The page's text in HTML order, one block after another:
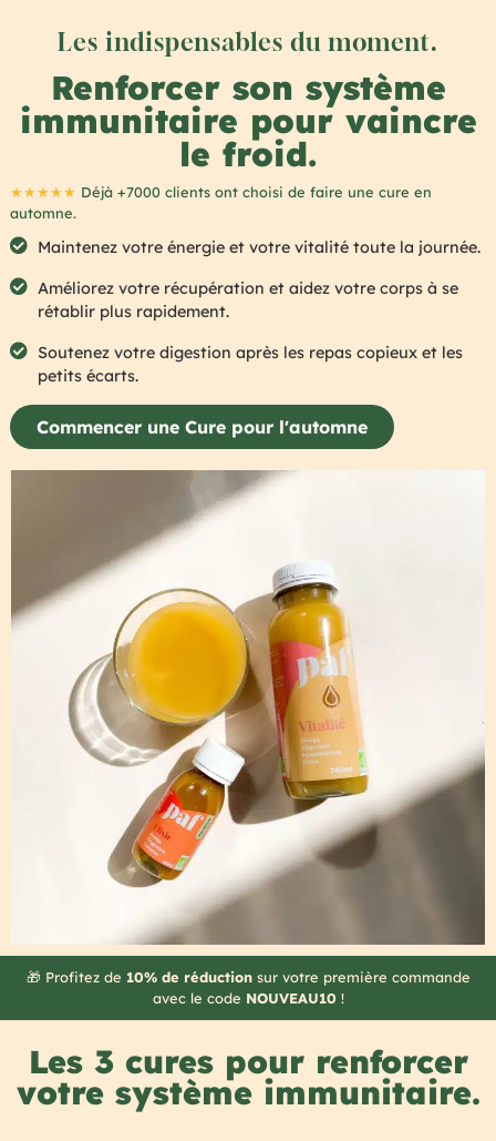
Les indispensables du moment.
Renforcer son système
immunitaire pour vaincre
le froid.
★★★★★ Déjà +7000 clients ont choisi de faire une cure en
automne.
Maintenez votre énergie et votre vitalité toute la journée.
Améliorez votre récupération et aidez votre corps à se
rétablir plus rapidement.
Soutenez votre digestion après les repas copieux et les
petits écarts.
Commencer une Cure pour l'automne
🎁 Profitez de 10% de réductionsur votre première commande
avec le code NOUVEAU10 !
Les 3 cures pour renforcer
votre système immunitaire.